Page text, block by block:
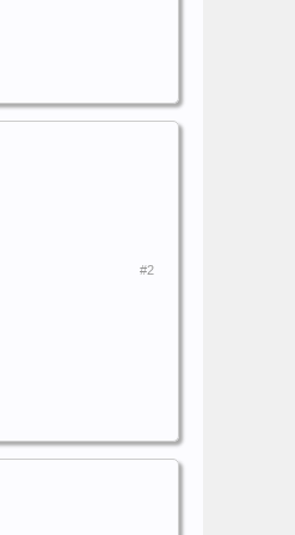
#2